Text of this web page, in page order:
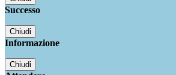
Successo
Chiudi
Informazione
Chiudi